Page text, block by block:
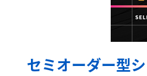
セミオーダー型